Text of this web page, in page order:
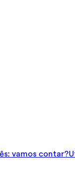
vamos contar?